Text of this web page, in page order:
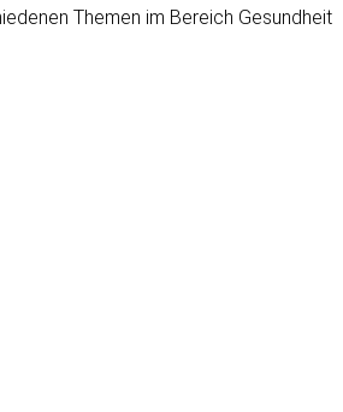
Themen im Bereich Gesundheit